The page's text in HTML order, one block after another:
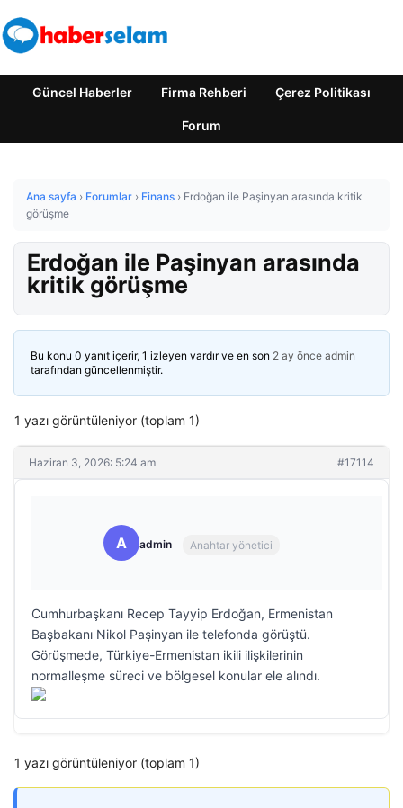
Güncel Haberler Firma Rehberi Çerez Politikası
Forum
Ana sayfa › Forumlar › Finans › Erdoğan ile Paşinyan arasında kritik
görüşme
Erdoğan ile Paşinyan arasında
kritik görüşme
Bu konu 0 yanıt içerir, 1 izleyen vardır ve en son 2 ay önce admin
tarafından güncellenmiştir.
1 yazı görüntüleniyor (toplam 1)
Haziran 3, 2026: 5:24 am #17114
A admin Anahtar yönetici
Cumhurbaşkanı Recep Tayyip Erdoğan, Ermenistan
Başbakanı Nikol Paşinyan ile telefonda görüştü.
Görüşmede, Türkiye-Ermenistan ikili ilişkilerinin
normalleşme süreci ve bölgesel konular ele alındı.
1 yazı görüntüleniyor (toplam 1)